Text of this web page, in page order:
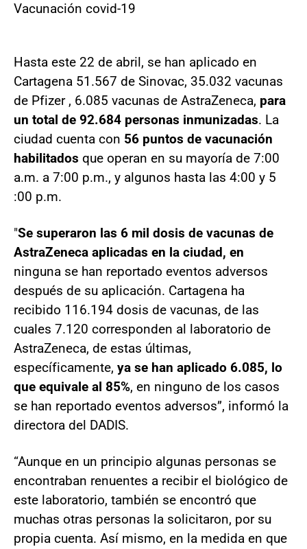
Vacunación covid-19
Hasta este 22 de abril, se han aplicado en
Cartagena 51.567 de Sinovac, 35.032 vacunas
de Pfizer , 6.085 vacunas de AstraZeneca, para
un total de 92.684 personas inmunizadas. La
ciudad cuenta con 56 puntos de vacunación
habilitados que operan en su mayoría de 7:00
a.m. a 7:00 p.m., y algunos hasta las 4:00 y 5
:00 p.m.
"Se superaron las 6 mil dosis de vacunas de
AstraZeneca aplicadas en la ciudad, en
ninguna se han reportado eventos adversos
después de su aplicación. Cartagena ha
recibido 116.194 dosis de vacunas, de las
cuales 7.120 corresponden al laboratorio de
AstraZeneca, de estas últimas,
específicamente, ya se han aplicado 6.085, lo
que equivale al 85%, en ninguno de los casos
se han reportado eventos adversos”, informó la
directora del DADIS.
“Aunque en un principio algunas personas se
encontraban renuentes a recibir el biológico de
este laboratorio, también se encontró que
muchas otras personas la solicitaron, por su
propia cuenta. Así mismo, en la medida en que